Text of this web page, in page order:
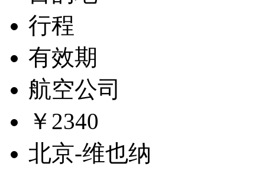
行程
有效期
航空公司
￥2340
北京-维也纳